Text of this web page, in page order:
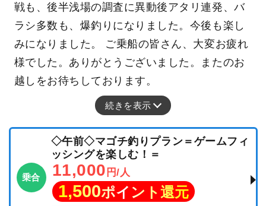
戦も、後半浅場の調査に異動後アタリ連発、バ
ラシ多数も、爆釣りになりました。今後も楽し
みになりました。 ご乗船の皆さん、大変お疲れ
様でした。ありがとうございました。またのお
越しをお待ちしております。
続きを表示
乗合
◇午前◇マゴチ釣りプラン＝ゲームフィ
ッシングを楽しむ！＝
11,000 円/人
1,500ポイント還元